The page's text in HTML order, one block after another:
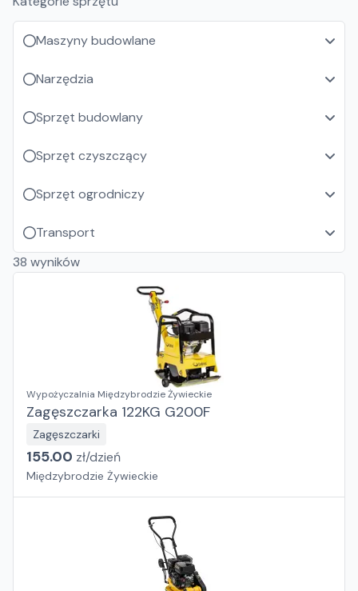
Maszyny budowlane
Narzędzia
Sprzęt budowlany
Sprzęt czyszczący
Sprzęt ogrodniczy
Transport
38 wyników
Wypożyczalnia Międzybrodzie Żywieckie
Zagęszczarka 122KG G200F
Zagęszczarki
155.00 zł/dzień
Międzybrodzie Żywieckie